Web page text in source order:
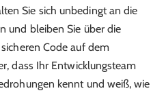
Sie sich unbedingt an die
und bleiben Sie über die
Code auf dem
dass Ihr Entwicklungsteam
kennt und weiß, wie